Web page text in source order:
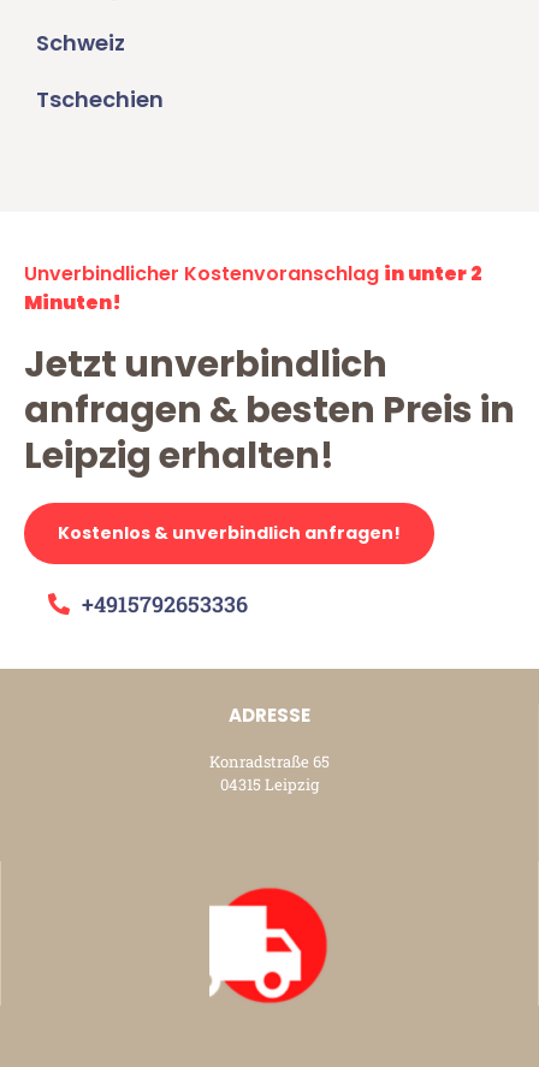
Schweiz
Tschechien
Unverbindlicher Kostenvoranschlag in unter 2
Minuten!
Jetzt unverbindlich
anfragen & besten Preis in
Leipzig erhalten!
Kostenlos & unverbindlich anfragen!
+4915792653336
ADRESSE
Konradstraße 65
04315 Leipzig